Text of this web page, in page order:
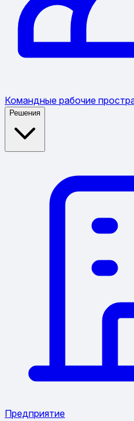
Командные рабочие
Решения
Предприятие